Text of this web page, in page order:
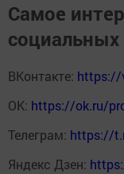
Самое
социальных
ВКонтакте: https://
ОК: https://ok.ru/
Телеграм: https://
Яндекс Дзен: